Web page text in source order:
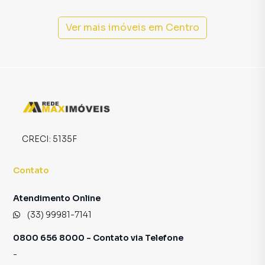
Anuncie seu imóvel! É fácil, rápido e gratuito! A Rede Max
imóvel muito mais rápido do que em imobiliárias
Araçuaí, especialmente em Centro. Isso porque temos
o número de contatos interessados e tendo como
imóvel mais rápido. Contamos também com um time de
programadores, corretores treinados e uma central de
inquilinos.
Ver mais imóveis em Centro
CRECI: 5135F
Contato
Atendimento Online
(33) 99981-7141
0800 656 8000 - Contato via Telefone
-